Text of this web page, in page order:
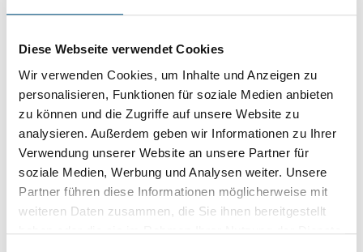
Diese Webseite verwendet Cookies
Wir verwenden Cookies, um Inhalte und Anzeigen zu
personalisieren, Funktionen für soziale Medien anbieten
zu können und die Zugriffe auf unsere Website zu
analysieren. Außerdem geben wir Informationen zu Ihrer
Verwendung unserer Website an unsere Partner für
soziale Medien, Werbung und Analysen weiter. Unsere
Partner führen diese Informationen möglicherweise mit
weiteren Daten zusammen, die Sie ihnen bereitgestellt
haben oder die sie im Rahmen Ihrer Nutzung der Dienste
Abwesenheit oder Urlaub
Sie interessieren sich für unsere
Rollläden?